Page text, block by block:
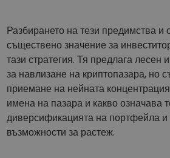
Разбирането на тези предимства и
съществено значение за
тази стратегия. Тя предлага лесен
за навлизане на криптопазара, но
приемане на нейната
имена на пазара и какво означава
диверсификацията на портфейла и
възможности за растеж.